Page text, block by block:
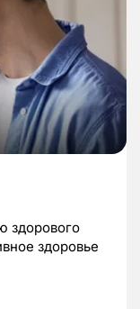
здорового
здоровье